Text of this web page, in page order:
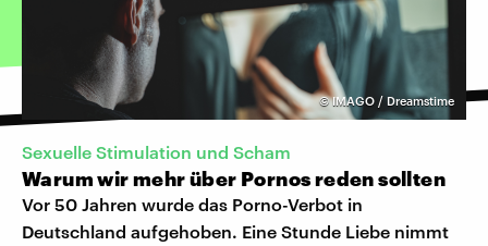
©IMAGO / Dreamstime
Sexuelle Stimulation und Scham
Warum wir mehr über Pornos reden sollten
Vor 50 Jahren wurde das Porno-Verbot in
Deutschland aufgehoben. Eine Stunde Liebe nimmt